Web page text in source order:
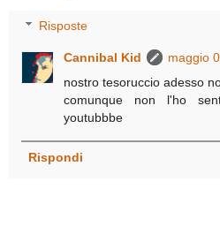
Risposte
Cannibal Kid
maggio
nostro tesoruccio adesso
comunque non l'ho
youtubbbe
Rispondi